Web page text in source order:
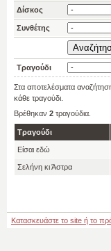
Δίσκος
Συνθέτης
Τραγούδι
Στα αποτελέσματα
κάθε τραγούδι.
Βρέθηκαν 2 τραγούδια.
Τραγούδι
Είσαι εδώ
Σελήνη κι Άστρα
Κατασκευάστε το site ή το